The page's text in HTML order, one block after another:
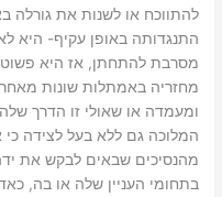
להתווכח או לשנות את גורלה
התנגדותה באופן עקיף- היא
מסרבת להתחתן, אז היא פשוט
מחזריה באמתלות שונות
ומעמדה או שאולי זו הדרך
המלוכה גם ללא בעל לצידה כי
מהנסיכים שבאים לבקש את
בתחומי העניין שלה או בה,